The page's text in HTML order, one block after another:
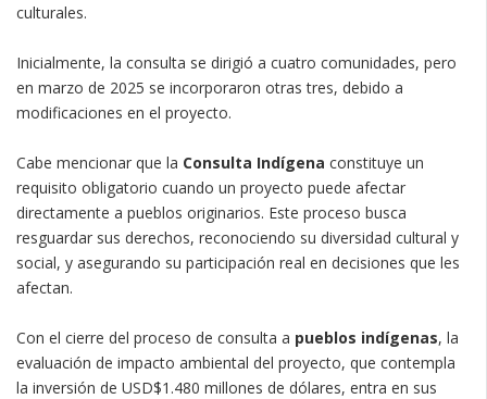
culturales.
Inicialmente, la consulta se dirigió a cuatro comunidades, pero
en marzo de 2025 se incorporaron otras tres, debido a
modificaciones en el proyecto.
Cabe mencionar que la Consulta Indígena constituye un
requisito obligatorio cuando un proyecto puede afectar
directamente a pueblos originarios. Este proceso busca
resguardar sus derechos, reconociendo su diversidad cultural y
social, y asegurando su participación real en decisiones que les
afectan.
Con el cierre del proceso de consulta a pueblos indígenas, la
evaluación de impacto ambiental del proyecto, que contempla
la inversión de USD$1.480 millones de dólares, entra en sus